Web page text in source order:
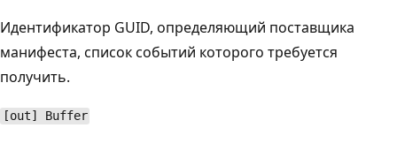
Идентификатор GUID, определяющий поставщика
манифеста, список событий которого требуется
получить.
[out] Buffer